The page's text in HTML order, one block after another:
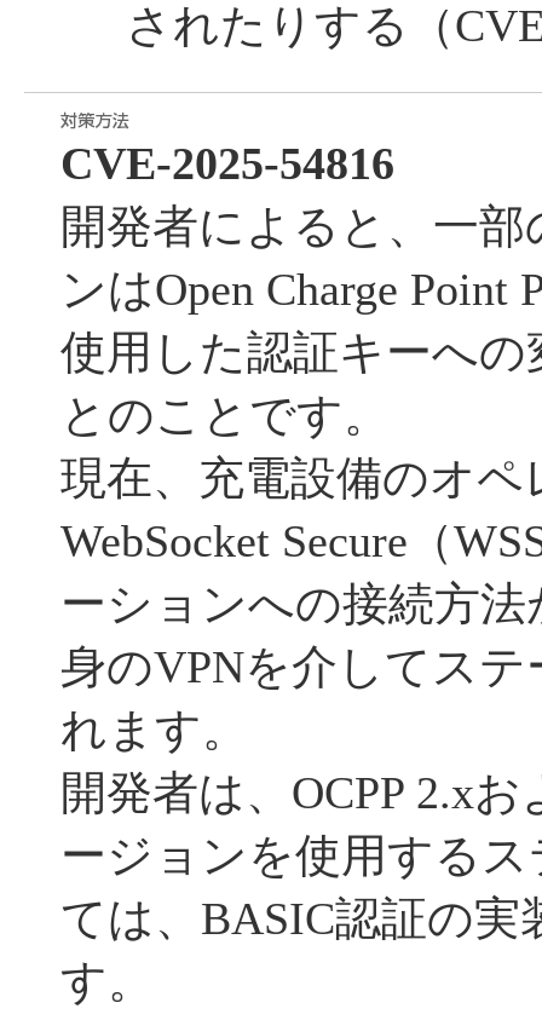
されたりする（
CVE-2025-54816
開発者によると、一
ンはOpen Charge Point
使用した認証キーへ
とのことです。
現在、充電設備のオペ
WebSocket Secure（
ーションへの接続方
身のVPNを介してス
れます。
開発者は、OCPP 2.x
ージョンを使用する
ては、BASIC認証の実
す。